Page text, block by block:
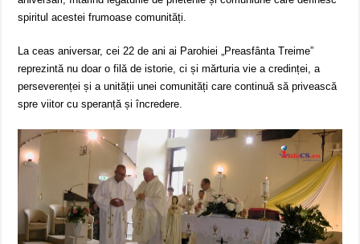
spiritul acestei frumoase comunități.
La ceas aniversar, cei 22 de ani ai Parohiei „Preasfânta Treime”
reprezintă nu doar o filă de istorie, ci și mărturia vie a credinței, a
perseverenței și a unității unei comunități care continuă să privească
spre viitor cu speranță și încredere.